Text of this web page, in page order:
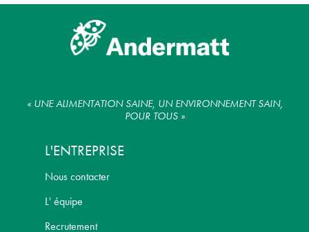
« UNE ALIMENTATION SAINE, UN ENVIRONNEMENT SAIN,
POUR TOUS »
L'ENTREPRISE
Nous contacter
L' équipe
Recrutement